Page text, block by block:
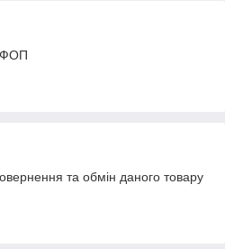
ФОП
та обмін даного товару